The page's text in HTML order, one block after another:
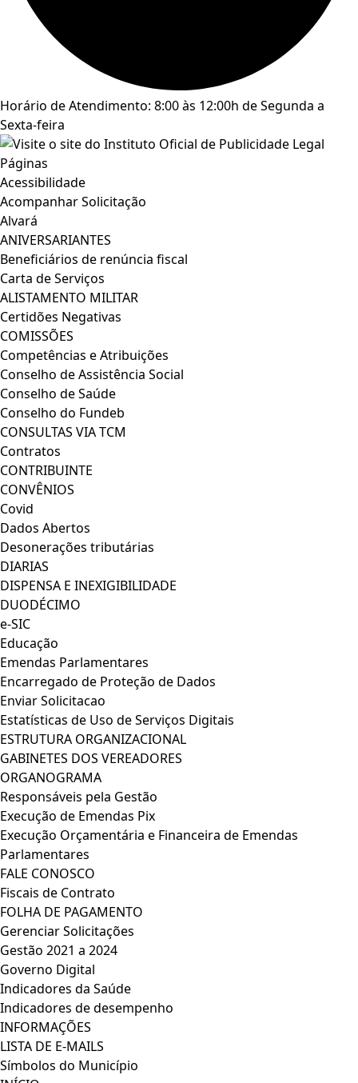
Horário de Atendimento: 8:00 às 12:00h de Segunda a
Sexta-feira
Páginas
Acessibilidade
Acompanhar Solicitação
Alvará
ANIVERSARIANTES
Beneficiários de renúncia fiscal
Carta de Serviços
ALISTAMENTO MILITAR
Certidões Negativas
COMISSÕES
Competências e Atribuições
Conselho de Assistência Social
Conselho de Saúde
Conselho do Fundeb
CONSULTAS VIA TCM
Contratos
CONTRIBUINTE
CONVÊNIOS
Covid
Dados Abertos
Desonerações tributárias
DIARIAS
DISPENSA E INEXIGIBILIDADE
DUODÉCIMO
e-SIC
Educação
Emendas Parlamentares
Encarregado de Proteção de Dados
Enviar Solicitacao
Estatísticas de Uso de Serviços Digitais
ESTRUTURA ORGANIZACIONAL
GABINETES DOS VEREADORES
ORGANOGRAMA
Responsáveis pela Gestão
Execução de Emendas Pix
Execução Orçamentária e Financeira de Emendas
Parlamentares
FALE CONOSCO
Fiscais de Contrato
FOLHA DE PAGAMENTO
Gerenciar Solicitações
Gestão 2021 a 2024
Governo Digital
Indicadores da Saúde
Indicadores de desempenho
INFORMAÇÕES
LISTA DE E-MAILS
Símbolos do Município